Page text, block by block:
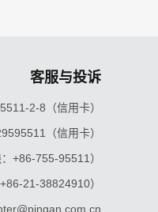
客服与投诉
2-8（信用卡）
（信用卡）
+86-755-95511）
21-38824910）